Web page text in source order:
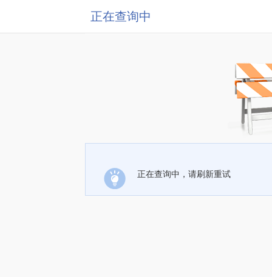
正在查询中
正在查询中，请刷新重试